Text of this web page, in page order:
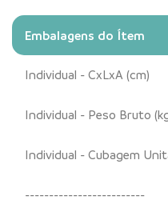
Embalagens do Ítem
Individual - CxLxA (cm)
Individual - Peso Bruto
Individual - Cubagem
-------------------------